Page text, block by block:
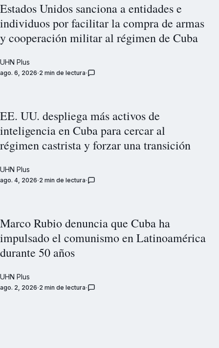
Estados Unidos sanciona a entidades e
individuos por facilitar la compra de armas
y cooperación militar al régimen de Cuba
UHN Plus
ago. 6, 2026 2 min de lectura
EE. UU. despliega más activos de
inteligencia en Cuba para cercar al
régimen castrista y forzar una transición
UHN Plus
ago. 4, 2026 2 min de lectura
Marco Rubio denuncia que Cuba ha
impulsado el comunismo en Latinoamérica
durante 50 años
UHN Plus
ago. 2, 2026 2 min de lectura